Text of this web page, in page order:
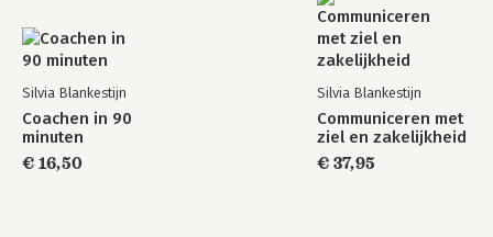
Bekijk alle boeken
Silvia Blankestijn
Coachen in 90
minuten
€ 16,50
Silvia Blankestijn
Communiceren met
ziel en zakelijkheid
€ 37,95